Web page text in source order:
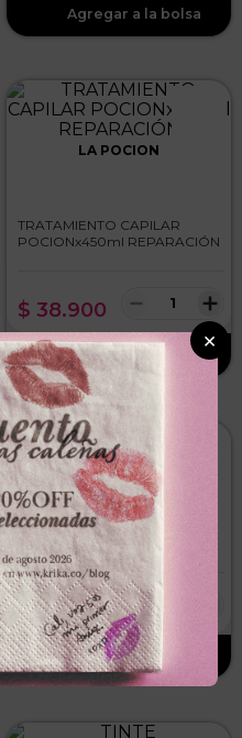
LA POCION
TRATAMIENTO CAPILAR
POCIONx450ml REPARACIÓN
$ 38.900 ＋
－
RECAMIER
SHAMPOO SALON INx1000ml
LISS CONTROL
$ 67.350 －
×